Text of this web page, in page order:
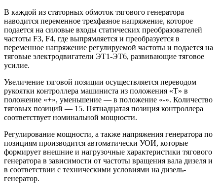
В каждой из статорных обмоток тягового генератора
наводится переменное трехфазное напряжение, которое
подается на силовые входы статических преобразователей
частоты F3, F4, где выпрямляется и преобразуется в
переменное напряжение регулируемой частоты и подается на
тяговые электродвигатели ЭТ1-ЭТ6, развивающие тяговое
усилие.
Увеличение тяговой позиции осуществляется переводом
рукоятки контроллера машиниста из положения «Т» в
положение «+», уменьшение — в положение «-». Количество
тяговых позиций — 15. Пятнадцатая позиция контроллера
соответствует номинальной мощности.
Регулирование мощности, а также напряжения генератора по
позициям производится автоматически УОИ, которые
формирует внешние и нагрузочные характеристики тягового
генератора в зависимости от частоты вращения вала дизеля и
в соответствии с техническими условиями на дизель-
генератор.